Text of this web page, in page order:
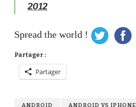
2012
Spread the world !
Partager :
Partager
ANDROID ANDROID VS IPHONE